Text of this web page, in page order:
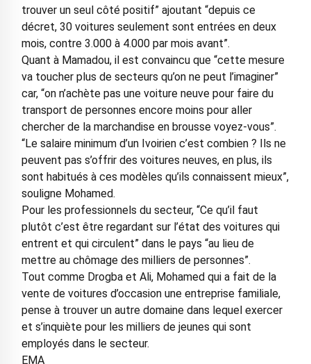
trouver un seul côté positif” ajoutant “depuis ce
décret, 30 voitures seulement sont entrées en deux
mois, contre 3.000 à 4.000 par mois avant”.
Quant à Mamadou, il est convaincu que “cette mesure
va toucher plus de secteurs qu’on ne peut l’imaginer”
car, “on n’achète pas une voiture neuve pour faire du
transport de personnes encore moins pour aller
chercher de la marchandise en brousse voyez-vous”.
“Le salaire minimum d’un Ivoirien c’est combien ? Ils ne
peuvent pas s’offrir des voitures neuves, en plus, ils
sont habitués à ces modèles qu’ils connaissent mieux”,
souligne Mohamed.
Pour les professionnels du secteur, “Ce qu’il faut
plutôt c’est être regardant sur l’état des voitures qui
entrent et qui circulent” dans le pays “au lieu de
mettre au chômage des milliers de personnes”.
Tout comme Drogba et Ali, Mohamed qui a fait de la
vente de voitures d’occasion une entreprise familiale,
pense à trouver un autre domaine dans lequel exercer
et s’inquiète pour les milliers de jeunes qui sont
employés dans le secteur.
EMA